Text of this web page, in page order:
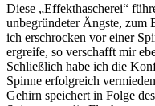
Diese „Effekthascherei“
unbegründeter Ängste, zum
ich erschrocken vor einer
ergreife, so verschafft mir
Schließlich habe ich die
Spinne erfolgreich
Gehirn speichert in Folge